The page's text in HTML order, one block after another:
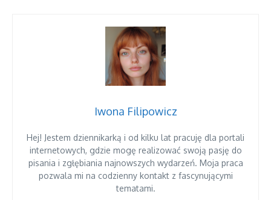
Iwona Filipowicz
Hej! Jestem dziennikarką i od kilku lat pracuję dla portali
internetowych, gdzie mogę realizować swoją pasję do
pisania i zgłębiania najnowszych wydarzeń. Moja praca
pozwala mi na codzienny kontakt z fascynującymi
tematami.